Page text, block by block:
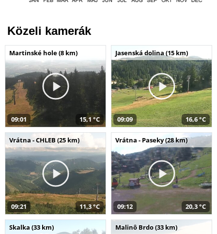
Közeli kamerák
Martinské hole (8 km)
09:01 15,1 °C
Jasenská dolina (15 km)
09:09 16,6 °C
Vrátna - CHLEB (25 km)
09:21 11,3 °C
Vrátna - Paseky (28 km)
09:12 20,3 °C
Skalka (33 km) Malinô Brdo (33 km)